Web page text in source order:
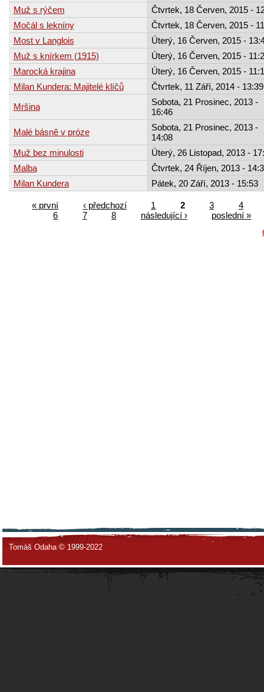
Muž s rýčem
Čtvrtek, 18 Červen, 2015 -
Močál s lekníny
Čtvrtek, 18 Červen, 2015 -
Most v Langlois
Úterý, 16 Červen, 2015 -
Muž s knírkem (1915)
Úterý, 16 Červen, 2015 -
Marocká krajina
Úterý, 16 Červen, 2015 -
Milan Kundera: Majitelé klíčů
Čtvrtek, 11 Září, 2014 - 13:39
Mršina
Sobota, 21 Prosinec, 2013 -
16:46
Malé básně v próze
Sobota, 21 Prosinec, 2013 -
14:08
Muž bez minulosti
Úterý, 26 Listopad, 2013 -
Malba
Čtvrtek, 24 Říjen, 2013 -
Milan Kundera
Pátek, 20 Září, 2013 - 15:53
« první ‹ předchozí 1 2 3
4
6
7 8 následující ›
poslední »
Tomáš Odaha © 1999-2022